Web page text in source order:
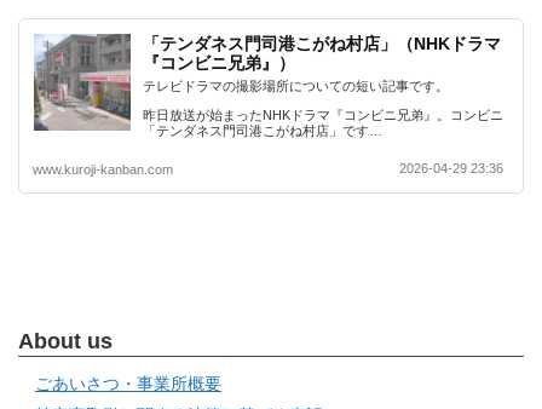
「テンダネス門司港こがね村店」（NHKドラマ
『コンビニ兄弟』）
テレビドラマの撮影場所についての短い記事です。
昨日放送が始まったNHKドラマ『コンビニ兄弟』。コンビニ
「テンダネス門司港こがね村店」です…
www.kuroji-kanban.com 2026-04-29 23:36
About us
ごあいさつ・事業所概要